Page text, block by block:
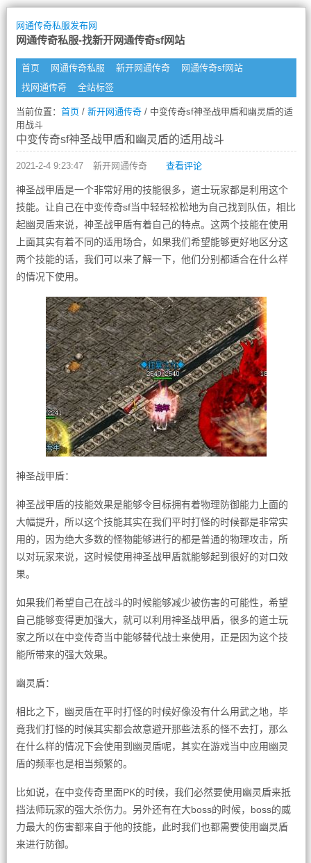
网通传奇私服发布网
网通传奇私服-找新开网通传奇sf网站
首页 网通传奇私服 新开网通传奇
网通传奇sf网站
找网通传奇
全站标签
当前位置： 首页/ 新开网通传奇/ 中变传奇sf神圣战甲盾和幽灵盾的适
用战斗
中变传奇sf神圣战甲盾和幽灵盾的适用战斗
2021-2-4 9:23:47 新开网通传奇 查看评论
神圣战甲盾是一个非常好用的技能很多，道士玩家都是利用这个
技能。让自己在中变传奇sf当中轻轻松松地为自己找到队伍，相比
起幽灵盾来说，神圣战甲盾有着自己的特点。这两个技能在使用
上面其实有着不同的适用场合，如果我们希望能够更好地区分这
两个技能的话，我们可以来了解一下，他们分别都适合在什么样
的情况下使用。
神圣战甲盾：
神圣战甲盾的技能效果是能够令目标拥有着物理防御能力上面的
大幅提升，所以这个技能其实在我们平时打怪的时候都是非常实
用的，因为绝大多数的怪物能够进行的都是普通的物理攻击，所
以对玩家来说，这时候使用神圣战甲盾就能够起到很好的对口效
果。
如果我们希望自己在战斗的时候能够减少被伤害的可能性，希望
自己能够变得更加强大，就可以利用神圣战甲盾，很多的道士玩
家之所以在中变传奇当中能够替代战士来使用，正是因为这个技
能所带来的强大效果。
幽灵盾：
相比之下，幽灵盾在平时打怪的时候好像没有什么用武之地，毕
竟我们打怪的时候其实都会故意避开那些法系的怪不去打，那么
在什么样的情况下会使用到幽灵盾呢，其实在游戏当中应用幽灵
盾的频率也是相当频繁的。
比如说，在中变传奇里面PK的时候，我们必然要使用幽灵盾来抵
挡法师玩家的强大杀伤力。另外还有在大boss的时候，boss的威
力最大的伤害都来自于他的技能，此时我们也都需要使用幽灵盾
来进行防御。